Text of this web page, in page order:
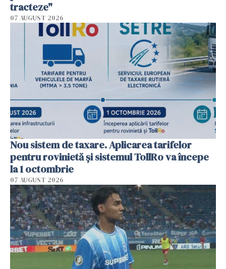
tracteze"
07 AUGUST 2026
Nou sistem de taxare. Aplicarea tarifelor
pentru rovinietă şi sistemul TollRo va începe
la 1 octombrie
07 AUGUST 2026